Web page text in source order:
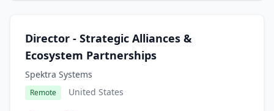
Director - Strategic Alliances &
Ecosystem Partnerships
Spektra Systems
Remote United States